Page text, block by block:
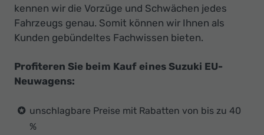
kennen wir die Vorzüge und Schwächen jedes
Fahrzeugs genau. Somit können wir Ihnen als
Kunden gebündeltes Fachwissen bieten.
Profiteren Sie beim Kauf eines Suzuki EU-
Neuwagens:
unschlagbare Preise mit Rabatten von bis zu 40
%